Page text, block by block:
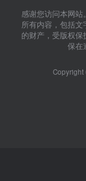
感谢您访问本网
所有内容，包括
的财产，受版权
保在
Copyright